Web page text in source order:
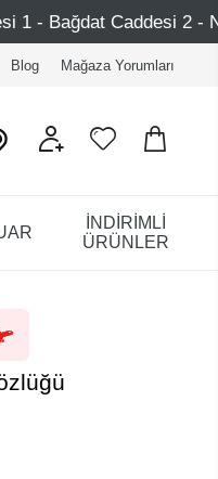
2 - Nişantaşı – Etiler –
Blog Mağaza Yorumları
İNDİRİMLİ
ÜRÜNLER